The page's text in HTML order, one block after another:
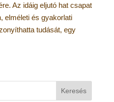
Az idáig eljutó hat csapat
elméleti és gyakorlati
tudását, egy